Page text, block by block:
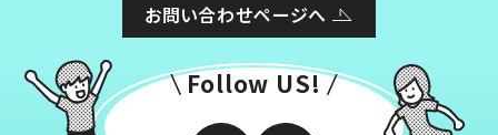
お問い合わせページへ
Follow US!